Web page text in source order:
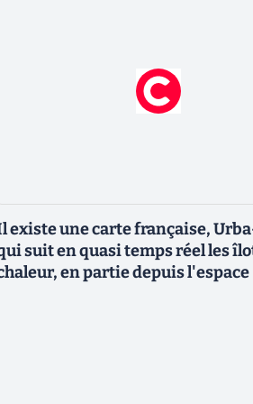
existe une carte française,
suit en quasi temps réel les
en partie depuis l'espace